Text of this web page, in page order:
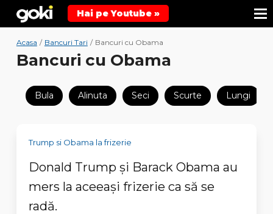
Hai pe Youtube »
Acasa / Bancuri Tari / Bancuri cu Obama
Bancuri cu Obama
Bula Alinuta Seci Scurte Lungi
Trump si Obama la frizerie
Donald Trump şi Barack Obama au
mers la aceeaşi frizerie ca să se
radă.